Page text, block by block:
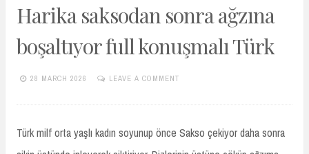
Harika saksodan sonra ağzına
boşaltıyor full konuşmalı Türk
28 MARCH 2026
LEAVE A COMMENT
Türk milf orta yaşlı kadın soyunup önce Sakso çekiyor daha sonra